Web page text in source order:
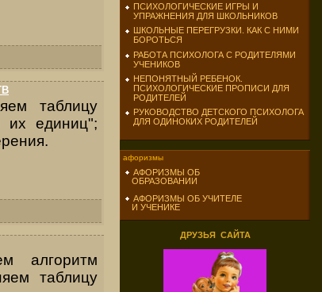
таблицу
их единиц";
алгоритм
таблицу
ПСИХОЛОГИЧЕСКИЕ ИГРЫ И
УПРАЖНЕНИЯ ДЛЯ ШКОЛЬНИКОВ
ШКОЛЬНЫЕ ПЕРЕГРУЗКИ. КАК С НИМИ
БОРОТЬСЯ
РАБОТА ПСИХОЛОГА С РОДИТЕЛЯМИ
УЧЕНИКОВ
НЕПОНЯТНЫЙ РЕБЕНОК.
ПСИХОЛОГИЧЕСКИЕ ПРОПИСИ ДЛЯ
РОДИТЕЛЕЙ
РУКОВОДСТВО ДЕТСКОГО ПСИХОЛОГА
ДЛЯ ОДИНОКИХ РОДИТЕЛЕЙ
афоризмы
АФОРИЗМЫ ОБ
ОБРАЗОВАНИИ
АФОРИЗМЫ ОБ УЧИТЕЛЕ
И УЧЕНИКЕ
ДРУЗЬЯ САЙТА